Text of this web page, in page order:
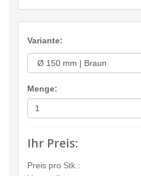
Variante:
Menge:
Ihr Preis:
Preis pro Stk.: